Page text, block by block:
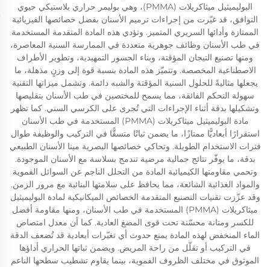
البوليميثيل ميثاكريلات (PMMA)، وهي بوليمر حراري بلاستيكي حيوي
التوافق، قد غيّرت من إجراءات ترميم الأسنان بفضل خصائصها الفيزيائية
الممتازة وأدائها السريري المتميز. وتؤدي هذه المادة المتقدمة المستخدمة
في طب الأسنان وظائف جوهرية متعددة في الممارسة السنية المعاصرة،
ومنها تصنيع التيجان المؤقتة، وبناء الجسور التمهيدية، وتطوير الأطراف
الاصطناعية المخصصة. وتتميّز هذه المادة بنسبة قوة إلى وزنٍ مذهلة، ما
يجعلها مثاليةً للحلول السنية المؤقتة والشبه دائمة. وتشمل ميزاتها التقنية
سهولة التحكم الفائقة، مما يسمح للمختصين في طب الأسنان بتقليصها
وتشكيلها بدقة أثناء الإجراءات التي تُجرى على الكرسي السني. كما تظهر
مادة البوليميثيل ميثاكريلات (PMMA) المستخدمة في طب الأسنان
استقرارًا أبعاديًّا ممتازًا، ما يضمن ثباتًا متسقًّا في التركيب والوظيفة طوال
فترات الاستخدام الطويلة. وتحاكي خصائصها البصرية مينا الأسنان الطبيعي
بدقة، ما يوفّر نتائج جمالية مرضية تندمج بسلاسة مع الأسنان الموجودة.
وتحمي مقاومتها الكيميائية المادة من التحلل الناجم عن السوائل الفموية
والمواد الغذائية الشائعة، مما يحافظ على سلامتها البنائية مع مرور الزمن.
وقد عزّزت تقنيات التصنيع المتقدمة الخصائص الميكانيكية لمادة البوليميثيل
ميثاكريلات (PMMA) المستخدمة في طب الأسنان، ومنها مقاومة أفضل
للكسر ومتانة محسّنة تحت قوى المضغ العادية. كما أن معدل امتصاص
الماء المنخفض لهذه المادة يمنع حدوث أي تغيّرات أبعادية قد تُضعف الدقة
في التركيب أو تقلّل من راحة المريض. ويضمن ثباتها الحراري أداؤها
الموثوق في مختلف الظروف الفموية، بينما يقاوم تشطيب سطحها الناعم